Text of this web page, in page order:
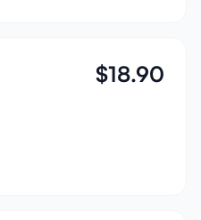
$18.90